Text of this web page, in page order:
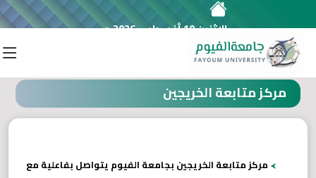
الإثنين 10 أغسطس 2026 م
مركز متابعة الخريجين
مركز متابعة الخريجين
مركز متابعة الخريجين بجامعة الفيوم يتواصل بفاعلية مع